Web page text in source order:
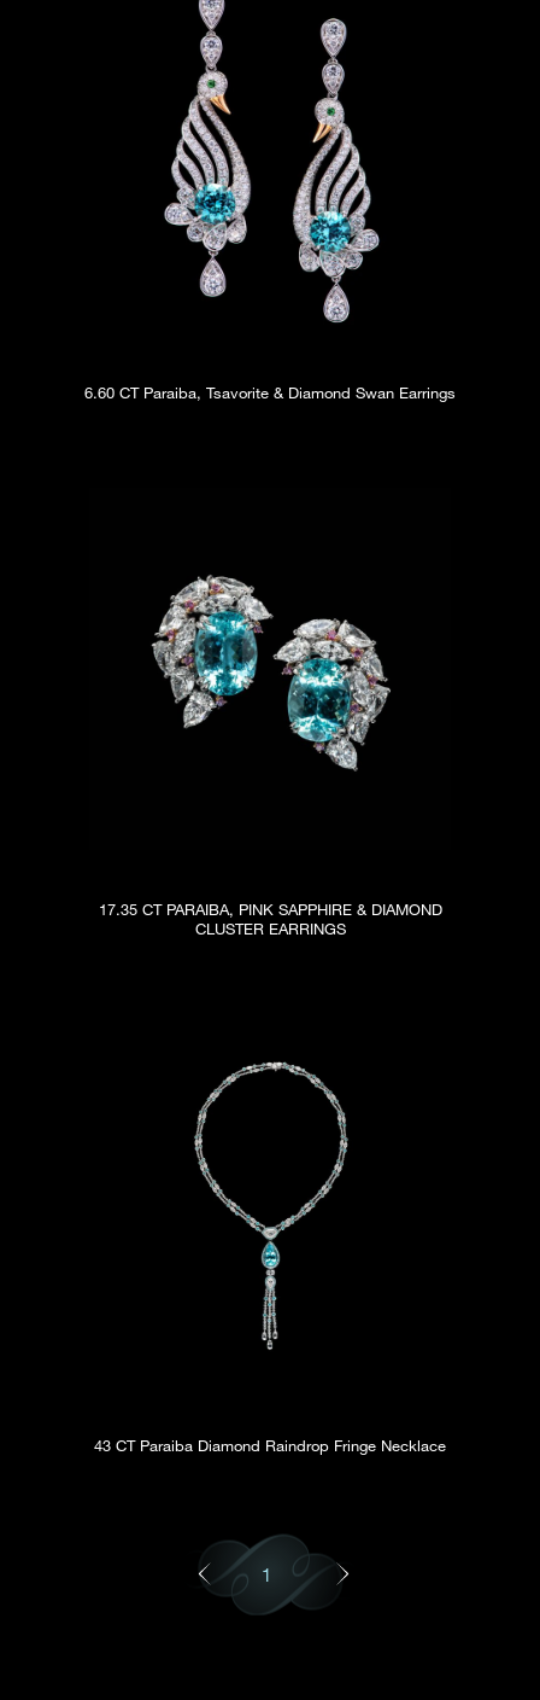
6.60 CT Paraiba, Tsavorite & Diamond Swan Earrings
17.35 CT PARAIBA, PINK SAPPHIRE & DIAMOND
CLUSTER EARRINGS
43 CT Paraiba Diamond Raindrop Fringe Necklace
1